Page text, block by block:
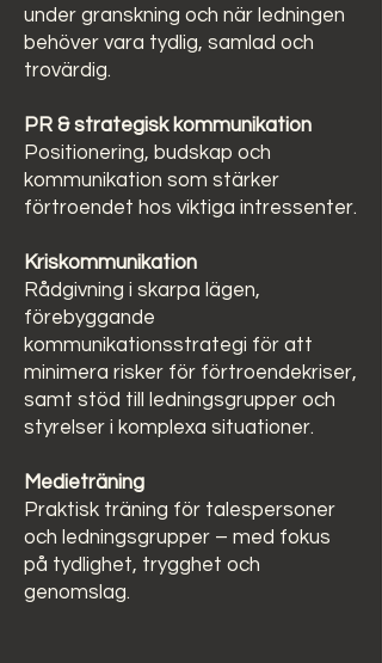
under granskning och när ledningen
behöver vara tydlig, samlad och
trovärdig.
PR & strategisk kommunikation
Positionering, budskap och
kommunikation som stärker
förtroendet hos viktiga intressenter.
Kriskommunikation
Rådgivning i skarpa lägen,
förebyggande
kommunikationsstrategi för att
minimera risker för förtroendekriser,
samt stöd till ledningsgrupper och
styrelser i komplexa situationer.
Medieträning
Praktisk träning för talespersoner
och ledningsgrupper – med fokus
på tydlighet, trygghet och
genomslag.